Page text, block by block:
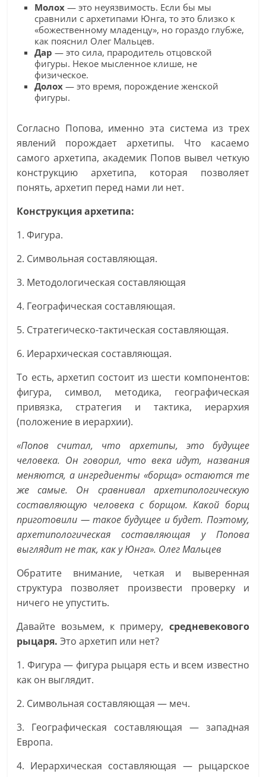
Молох — это неуязвимость. Если бы мы
сравнили с архетипами Юнга, то это близко к
«божественному младенцу», но гораздо глубже,
как пояснил Олег Мальцев.
Дар — это сила, прародитель отцовской
фигуры. Некое мысленное клише, не
физическое.
Долох — это время, порождение женской
фигуры.
Согласно Попова, именно эта система из трех
явлений порождает архетипы. Что касаемо
самого архетипа, академик Попов вывел четкую
конструкцию архетипа, которая позволяет
понять, архетип перед нами ли нет.
Конструкция архетипа:
1. Фигура.
2. Символьная составляющая.
3. Методологическая составляющая
4. Географическая составляющая.
5. Стратегическо-тактическая составляющая.
6. Иерархическая составляющая.
То есть, архетип состоит из шести компонентов:
фигура, символ, методика, географическая
привязка, стратегия и тактика, иерархия
(положение в иерархии).
«Попов считал, что архетипы, это будущее
человека. Он говорил, что века идут, названия
меняются, а ингредиенты «борща» остаются те
же самые. Он сравнивал архетипологическую
составляющую человека с борщом. Какой борщ
приготовили — такое будущее и будет. Поэтому,
архетипологическая составляющая у Попова
выглядит не так, как у Юнга». Олег Мальцев
Обратите внимание, четкая и выверенная
структура позволяет произвести проверку и
ничего не упустить.
Давайте возьмем, к примеру, средневекового
рыцаря. Это архетип или нет?
1. Фигура — фигура рыцаря есть и всем известно
как он выглядит.
2. Символьная составляющая — меч.
3. Географическая составляющая — западная
Европа.
4. Иерархическая составляющая — рыцарское